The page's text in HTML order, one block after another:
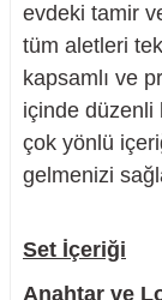
evdeki tamir
tüm aletleri
kapsamlı ve
içinde düzenli
çok yönlü
gelmenizi
Set İçeriği
Anahtar ve